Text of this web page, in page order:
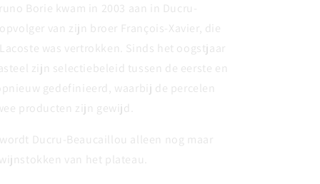
Borie kwam in 2003 aan in Ducru-
van zijn broer François-Xavier, die
was vertrokken. Sinds het oogstjaar
zijn selectiebeleid tussen de eerste en
gedefinieerd, waarbij de percelen
producten zijn gewijd.
Ducru-Beaucaillou alleen nog maar
van het plateau.